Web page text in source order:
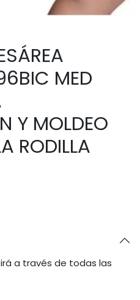
MED
Y MOLDEO
RODILLA
a través de todas las